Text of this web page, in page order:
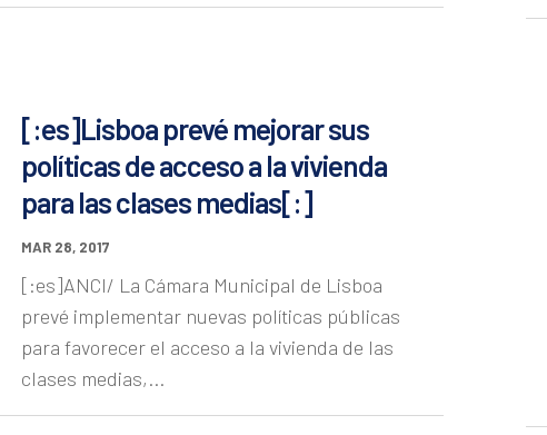
[:es]Lisboa prevé mejorar sus
políticas de acceso a la vivienda
para las clases medias[:]
MAR 28, 2017
[:es]ANCI/ La Cámara Municipal de Lisboa
prevé implementar nuevas políticas públicas
para favorecer el acceso a la vivienda de las
clases medias,...